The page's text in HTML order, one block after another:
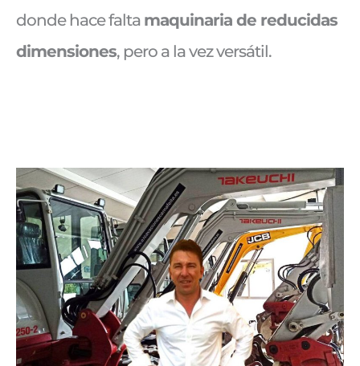
donde hace falta maquinaria de reducidas
dimensiones, pero a la vez versátil.